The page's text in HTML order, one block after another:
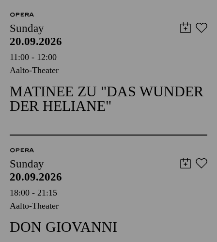
OPERA
Sunday
20.09.2026
11:00 - 12:00
Aalto-Theater
MATINEE ZU "DAS WUNDER
DER HELIANE"
OPERA
Sunday
20.09.2026
18:00 - 21:15
Aalto-Theater
DON GIOVANNI